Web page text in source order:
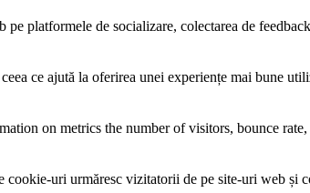
platformele de socializare, colectarea de
ce ajută la oferirea unei experiențe mai bune
on metrics the number of visitors, bounce
uri urmăresc vizitatorii de pe site-uri web și